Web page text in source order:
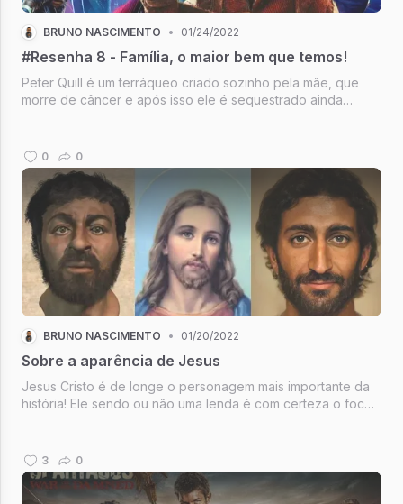
BRUNO NASCIMENTO • 01/24/2022
#Resenha 8 - Família, o maior bem que temos!
Peter Quill é um terráqueo criado sozinho pela mãe, que
morre de câncer e após isso ele é sequestrado ainda
durante boa parte de sua ...
0 0
BRUNO NASCIMENTO • 01/20/2022
Sobre a aparência de Jesus
Jesus Cristo é de longe o personagem mais importante da
história! Ele sendo ou não uma lenda é com certeza o foco
homem a fim d...
3 0